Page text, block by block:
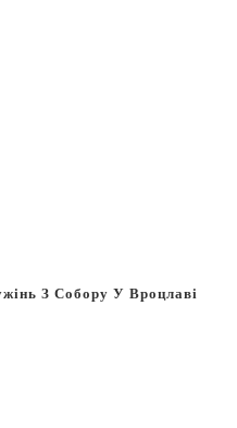
З Собору У Вроцлаві